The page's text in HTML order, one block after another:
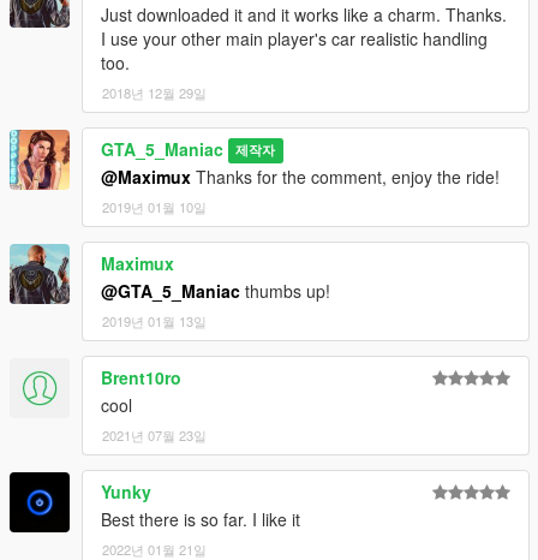
Just downloaded it and it works like a charm. Thanks.
I use your other main player's car realistic handling
too.
2018년 12월 29일
GTA_5_Maniac 제작자
@Maximux Thanks for the comment, enjoy the ride!
2019년 01월 10일
Maximux
@GTA_5_Maniac thumbs up!
2019년 01월 13일
Brent10ro
cool
2021년 07월 23일
Yunky
Best there is so far. I like it
2022년 01월 21일